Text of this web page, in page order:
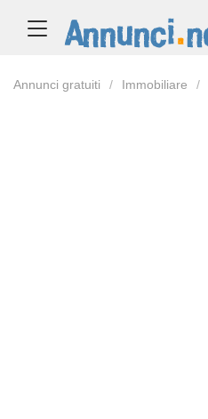
Annunci gratuiti Immobiliare